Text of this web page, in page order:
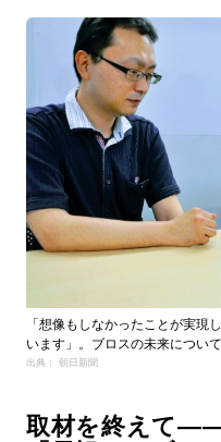
「想像もしなかったことが実現
います」。ブロスの未来につい
出典： 朝日新聞
取材を終えて